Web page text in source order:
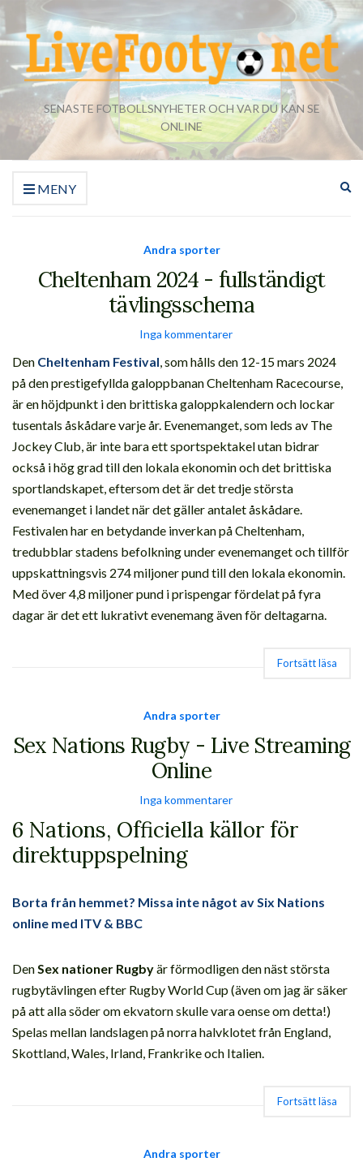
SENASTE FOTBOLLSNYHETER OCH VAR DU KAN SE
ONLINE
MENY
Andra sporter
Cheltenham 2024 - fullständigt
tävlingsschema
Inga kommentarer
Den Cheltenham Festival , som hålls den 12-15 mars 2024
på den prestigefyllda galoppbanan Cheltenham Racecourse,
är en höjdpunkt i den brittiska galoppkalendern och lockar
tusentals åskådare varje år. Evenemanget, som leds av The
Jockey Club, är inte bara ett sportspektakel utan bidrar
också i hög grad till den lokala ekonomin och det brittiska
sportlandskapet, eftersom det är det tredje största
evenemanget i landet när det gäller antalet åskådare.
Festivalen har en betydande inverkan på Cheltenham,
tredubblar stadens befolkning under evenemanget och tillför
uppskattningsvis 274 miljoner pund till den lokala ekonomin.
Med över 4,8 miljoner pund i prispengar fördelat på fyra
dagar är det ett lukrativt evenemang även för deltagarna.
Fortsätt läsa
Andra sporter
Sex Nations Rugby - Live Streaming
Online
Inga kommentarer
6 Nations, Officiella källor för
direktuppspelning
Borta från hemmet? Missa inte något av Six Nations
online med ITV & BBC
Den Sex nationer Rugbyär förmodligen den näst största
rugbytävlingen efter Rugby World Cup (även om jag är säker
på att alla söder om ekvatorn skulle vara oense om detta!)
Spelas mellan landslagen på norra halvklotet från England,
Skottland, Wales, Irland, Frankrike och Italien.
Fortsätt läsa
Andra sporter